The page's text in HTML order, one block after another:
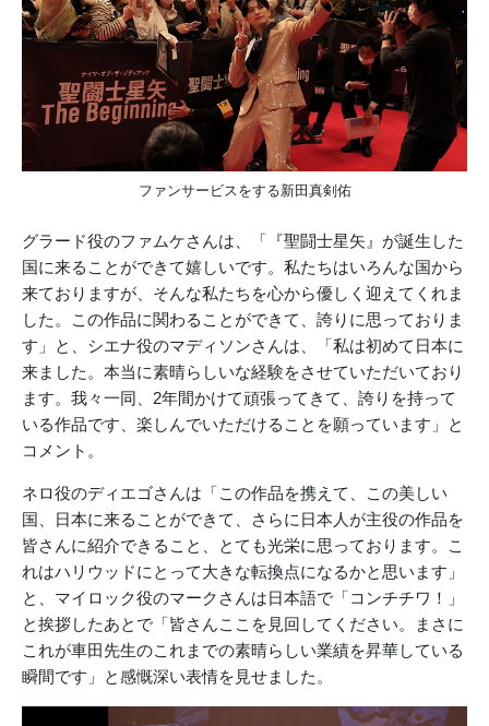
ファンサービスをする新田真剣佑
グラード役のファムケさんは、「『聖闘士星矢』が誕生した
国に来ることができて嬉しいです。私たちはいろんな国から
来ておりますが、そんな私たちを心から優しく迎えてくれま
した。この作品に関わることができて、誇りに思っておりま
す」と、シエナ役のマディソンさんは、「私は初めて日本に
来ました。本当に素晴らしいな経験をさせていただいており
ます。我々一同、2年間かけて頑張ってきて、誇りを持って
いる作品です、楽しんでいただけることを願っています」と
コメント。
ネロ役のディエゴさんは「この作品を携えて、この美しい
国、日本に来ることができて、さらに日本人が主役の作品を
皆さんに紹介できること、とても光栄に思っております。こ
れはハリウッドにとって大きな転換点になるかと思います」
と、マイロック役のマークさんは日本語で「コンチチワ！」
と挨拶したあとで「皆さんここを見回してください。まさに
これが車田先生のこれまでの素晴らしい業績を昇華している
瞬間です」と感慨深い表情を見せました。